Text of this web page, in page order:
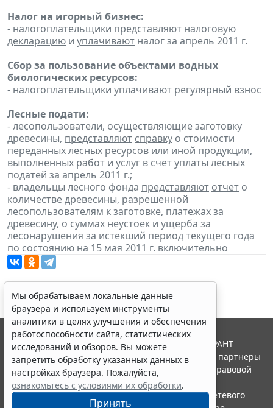
Налог на игорный бизнес:
- налогоплательщики представляют налоговую
декларацию и уплачивают налог за апрель 2011 г.
Сбор за пользование объектами водных
биологических ресурсов:
- налогоплательщики уплачивают регулярный взнос
Лесные подати:
- лесопользователи, осуществляющие заготовку
древесины, представляют справку о стоимости
переданных лесных ресурсов или иной продукции,
выполненных работ и услуг в счет уплаты лесных
податей за апрель 2011 г.;
- владельцы лесного фонда представляют отчет о
количестве древесины, разрешенной
лесопользователям к заготовке, платежах за
древесину, о суммах неустоек и ущерба за
лесонарушения за истекший период текущего года
по состоянию на 15 мая 2011 г. включительно
Мы обрабатываем локальные данные
браузера и используем инструменты
аналитики в целях улучшения и обеспечения
работоспособности сайта, статистических
исследований и обзоров. Вы можете
запретить обработку указанных данных в
настройках браузера. Пожалуйста,
ознакомьтесь с условиями их обработки.
Принять
© ООО "НПП "ГАРАНТ-СЕРВИС", 2026. Система ГАРАНТ
выпускается с 1990 года. Компания "Гарант" и ее партнеры
являются участниками Российской ассоциации правовой
информации ГАРАНТ.
Портал ГАРАНТ.РУ зарегистрирован в качестве сетевого